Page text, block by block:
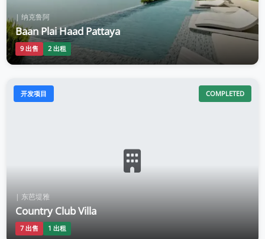
| 纳克鲁阿
Baan Plai Haad Pattaya
9 出售 2 出租
开发项目 COMPLETED
| 东芭堤雅
Country Club Villa
7 出售 1 出租